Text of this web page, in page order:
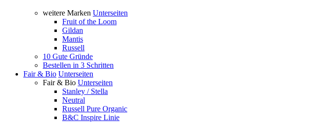
weitere Marken Unterseiten
Fruit of the Loom
Gildan
Mantis
Russell
10 Gute Gründe
Bestellen in 3 Schritten
Fair & Bio Unterseiten
Fair & Bio Unterseiten
Stanley / Stella
Neutral
Russell Pure Organic
B&C Inspire Linie